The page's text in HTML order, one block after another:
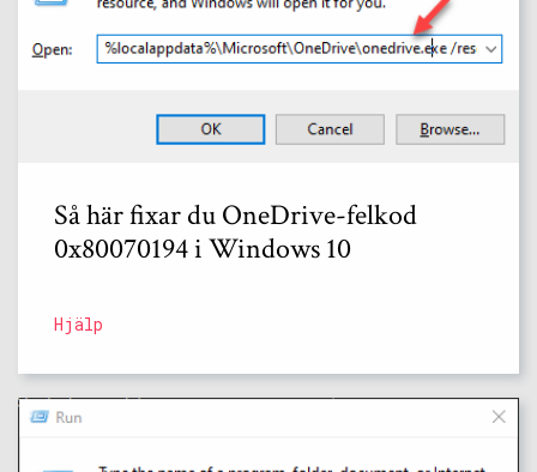
Så här fixar du OneDrive-felkod
0x80070194 i Windows 10
Hjälp